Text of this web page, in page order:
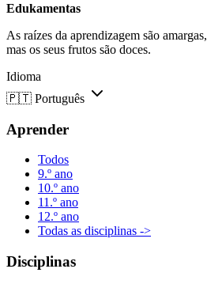
Edukamentas
As raízes da aprendizagem são amargas,
mas os seus frutos são doces.
Idioma
🇵🇹 Português
Aprender
Todos
9.º ano
10.º ano
11.º ano
12.º ano
Todas as disciplinas ->
Disciplinas